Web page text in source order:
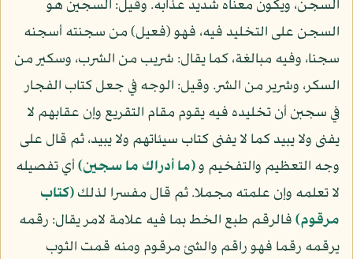
السجن، ويكون معناه شديد عذابه. وقيل: السجين هو
السجن على التخليد فيه، فهو (فعيل) من سجنته أسجنه
سجنا، وفيه مبالغة، كما يقال: شريب من الشرب، وسكير من
السكر، وشرير من الشر. وقيل: الوجه في جعل كتاب الفجار
في سجبن أن تخليده فيه يقوم مقام التقريع وإن عقابهم لا
يفنى ولا يبيد كما لا يفنى كتاب سيئاتهم ولا يبيد، ثم قال على
وجه التعظيم والتفخيم و(ما أدراك ما سجين)أي تفصيله
لا تعلمه وإن علمته مجملا. ثم قال مفسرا لذلك(كتاب
مرقوم)فالرقم طبع الخط بما فيه علامة لامر يقال: رقمه
يرقمه رقما فهو راقم والشئ مرقوم ومنه قمت الثوب